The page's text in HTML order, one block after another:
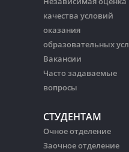
качества условий
оказания
образовательных
Вакансии
Часто задаваемые
вопросы
СТУДЕНТАМ
Очное отделение
Заочное отделение